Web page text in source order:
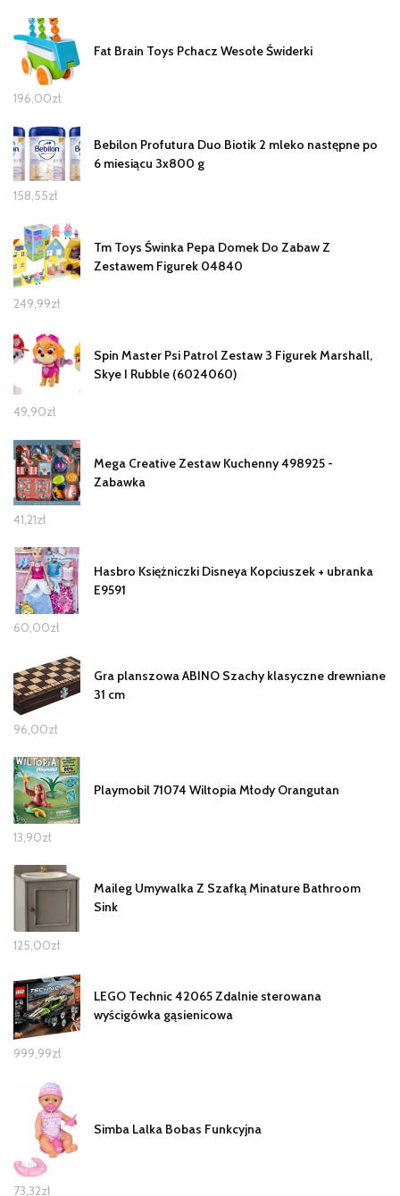
Fat Brain Toys Pchacz Wesołe Świderki
196,00zł
Bebilon Profutura Duo Biotik 2 mleko następne po
6 miesiącu 3x800 g
158,55zł
Tm Toys Świnka Pepa Domek Do Zabaw Z
Zestawem Figurek 04840
249,99zł
Spin Master Psi Patrol Zestaw 3 Figurek Marshall,
Skye I Rubble (6024060)
49,90zł
Mega Creative Zestaw Kuchenny 498925 -
Zabawka
41,21zł
Hasbro Księżniczki Disneya Kopciuszek + ubranka
E9591
60,00zł
Gra planszowa ABINO Szachy klasyczne drewniane
31 cm
96,00zł
Playmobil 71074 Wiltopia Młody Orangutan
13,90zł
Maileg Umywalka Z Szafką Minature Bathroom
Sink
125,00zł
LEGO Technic 42065 Zdalnie sterowana
wyścigówka gąsienicowa
999,99zł
Simba Lalka Bobas Funkcyjna
73,32zł